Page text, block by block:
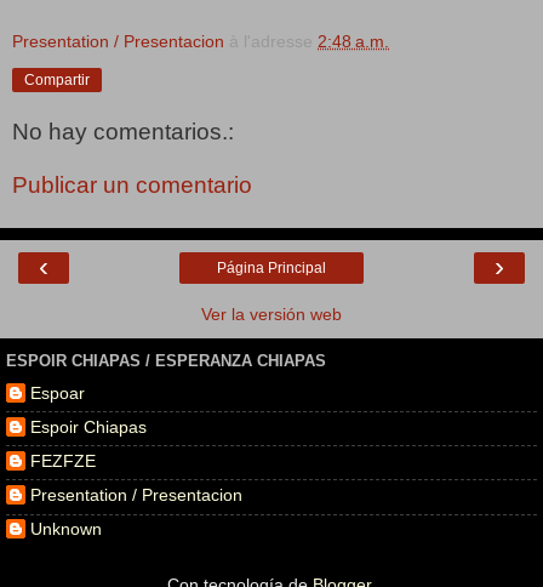
Presentation / Presentacion à l'adresse 2:48 a.m.
Compartir
No hay comentarios.:
Publicar un comentario
‹ ›
Página Principal
Ver la versión web
ESPOIR CHIAPAS / ESPERANZA CHIAPAS
Espoar
Espoir Chiapas
FEZFZE
Presentation / Presentacion
Unknown